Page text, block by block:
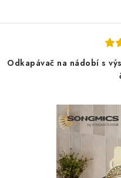
Odkapávač na nádobí s